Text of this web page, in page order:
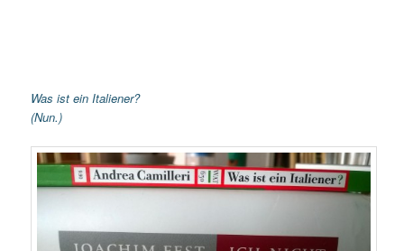
Was ist ein Italiener?
(Nun.)